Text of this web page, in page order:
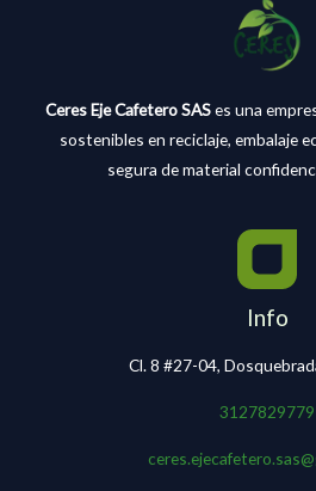
Ceres Eje Cafetero SASes una
sostenibles en reciclaje, embalaje
segura de material
Info
Cl. 8 #27-04,
3127829779